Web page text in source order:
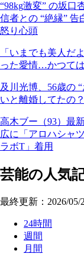
“98kg激変” の坂口
信者との “絶縁”
怒り心頭
「いまでも美人だ
った愛情…かつて
及川光博、56歳の
いと離婚してたの
高木ブー（93）最
広に「アロハシャ
ラボT」着用
芸能の人気
最終更新：2026/05/
24時間
週間
月間